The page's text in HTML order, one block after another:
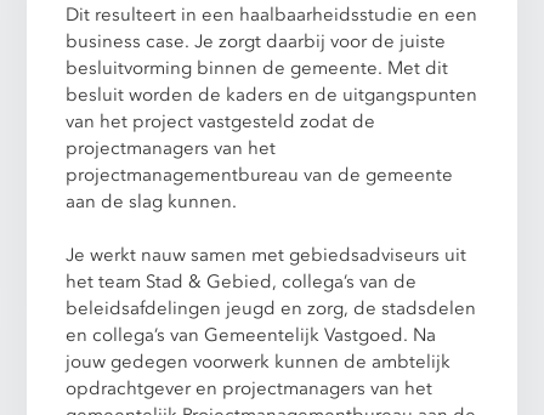
Dit resulteert in een haalbaarheidsstudie en een
business case. Je zorgt daarbij voor de juiste
besluitvorming binnen de gemeente. Met dit
besluit worden de kaders en de uitgangspunten
van het project vastgesteld zodat de
projectmanagers van het
projectmanagementbureau van de gemeente
aan de slag kunnen.
Je werkt nauw samen met gebiedsadviseurs uit
het team Stad & Gebied, collega’s van de
beleidsafdelingen jeugd en zorg, de stadsdelen
en collega’s van Gemeentelijk Vastgoed. Na
jouw gedegen voorwerk kunnen de ambtelijk
opdrachtgever en projectmanagers van het